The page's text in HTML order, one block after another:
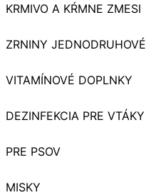
KRMIVO A KŔMNE ZMESI
ZRNINY JEDNODRUHOVÉ
VITAMÍNOVÉ DOPLNKY
DEZINFEKCIA PRE VTÁKY
PRE PSOV
MISKY